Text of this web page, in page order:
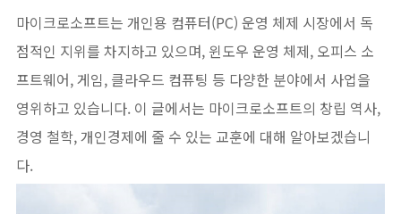
마이크로소프트는 개인용 컴퓨터(PC) 운영 체제 시장에서 독
점적인 지위를 차지하고 있으며, 윈도우 운영 체제, 오피스 소
프트웨어, 게임, 클라우드 컴퓨팅 등 다양한 분야에서 사업을
영위하고 있습니다. 이 글에서는 마이크로소프트의 창립 역사,
경영 철학, 개인경제에 줄 수 있는 교훈에 대해 알아보겠습니
다.